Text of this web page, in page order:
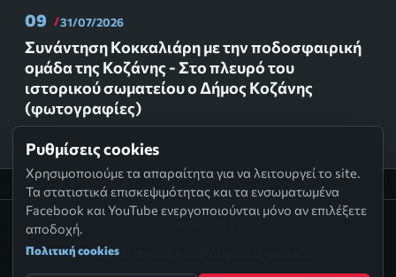
09 31/07/2026
Συνάντηση Κοκκαλιάρη με την ποδοσφαιρική
ομάδα της Κοζάνης - Στο πλευρό του
ιστορικού σωματείου ο Δήμος Κοζάνης
(φωτογραφίες)
ptolemaida.tv
Απόρρητο
Ρυθμίσεις cookies
Χρησιμοποιούμε τα απαραίτητα για να λειτουργεί το site.
Τα στατιστικά επισκεψιμότητας και τα ενσωματωμένα
Facebook και YouTube ενεργοποιούνται μόνο αν επιλέξετε
αποδοχή.
Πολιτική cookies